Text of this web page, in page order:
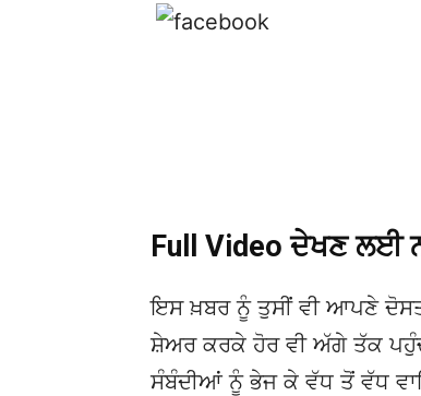
Full Video ਦੇਖਣ ਲਈ
ਇਸ ਖ਼ਬਰ ਨੂੰ ਤੁਸੀਂ ਵੀ ਆਪਣੇ
ਸ਼ੇਅਰ ਕਰਕੇ ਹੋਰ ਵੀ ਅੱਗੇ ਤੱਕ
ਸੰਬੰਦੀਆਂ ਨੂੰ ਭੇਜ ਕੇ ਵੱਧ ਤੋਂ ਵੱਧ